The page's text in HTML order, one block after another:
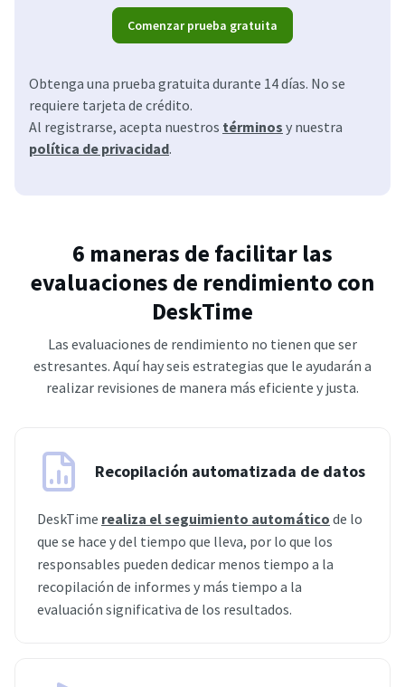
Comenzar prueba gratuita
Obtenga una prueba gratuita durante 14 días. No se
requiere tarjeta de crédito.
Al registrarse, acepta nuestros términos y nuestra
política de privacidad.
6 maneras de facilitar las
evaluaciones de rendimiento con
DeskTime
Las evaluaciones de rendimiento no tienen que ser
estresantes. Aquí hay seis estrategias que le ayudarán a
realizar revisiones de manera más eficiente y justa.
Recopilación automatizada de datos
DeskTime realiza el seguimiento automático de lo
que se hace y del tiempo que lleva, por lo que los
responsables pueden dedicar menos tiempo a la
recopilación de informes y más tiempo a la
evaluación significativa de los resultados.